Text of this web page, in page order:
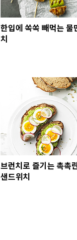
한입에 쏙쏙 빼먹는 물
치
브런치로 즐기는 촉촉
샌드위치